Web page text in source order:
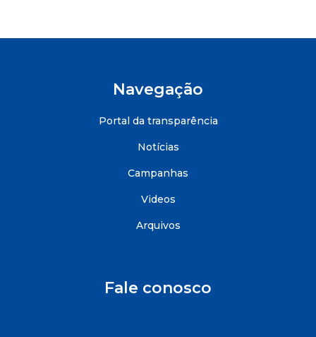
Navegação
Portal da transparência
Notícias
Campanhas
Videos
Arquivos
Fale conosco